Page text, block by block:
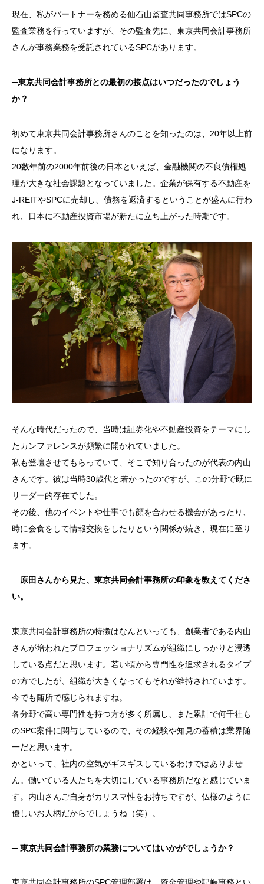
現在、私がパートナーを務める仙石山監査共同事務所ではSPCの
監査業務を行っていますが、その監査先に、東京共同会計事務所
さんが事務業務を受託されているSPCがあります。
─東京共同会計事務所との最初の接点はいつだったのでしょう
か？
初めて東京共同会計事務所さんのことを知ったのは、 20年以上前
になります。
20数年前の2000年前後の日本といえば、金融機関の不良債権処
理が大きな社会課題となっていました。企業が保有する不動産を
J-REITやSPCに売却し、債務を返済するということが盛んに行わ
れ、日本に不動産投資市場が新たに立ち上がった時期です。
そんな時代だったので、当時は証券化や不動産投資をテーマにし
たカンファレンスが頻繁に開かれていました。
私も登壇させてもらっていて、そこで知り合ったのが代表の内山
さんです。彼は当時30歳代と若かったのですが、この分野で既に
リーダー的存在でした。
その後、他のイベントや仕事でも顔を合わせる機会があったり、
時に会食をして情報交換をしたりという関係が続き、現在に至り
ます。
─ 原田さんから見た、東京共同会計事務所の印象を教えてくださ
い。
東京共同会計事務所の特徴はなんといっても、創業者である内山
さんが培われたプロフェッショナリズムが組織にしっかりと浸透
している点だと思います。若い頃から専門性を追求されるタイプ
の方でしたが、組織が大きくなってもそれが維持されています。
今でも随所で感じられますね。
各分野で高い専門性を持つ方が多く所属し、また累計で何千社も
のSPC案件に関与しているので、その経験や知見の蓄積は業界随
一だと思います。
かといって、社内の空気がギスギスしているわけではありませ
ん。働いている人たちを大切にしている事務所だなと感じていま
す。内山さんご自身がカリスマ性をお持ちですが、仏様のように
優しいお人柄だからでしょうね（笑）。
─ 東京共同会計事務所の業務についてはいかがでしょうか？